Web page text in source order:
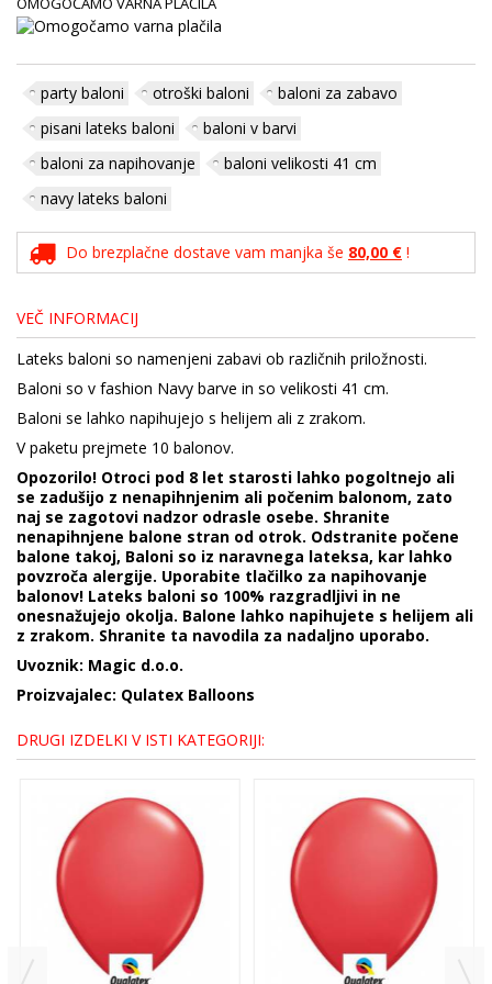
party baloni otroški baloni
baloni za zabavo
pisani lateks baloni
baloni v barvi
baloni za napihovanje
baloni velikosti 41 cm
navy lateks baloni
Do brezplačne dostave vam manjka še 80,00 € !
VEČ INFORMACIJ
Lateks baloni so namenjeni zabavi ob različnih priložnosti.
Baloni so v fashion Navy barve in so velikosti 41 cm.
Baloni se lahko napihujejo s helijem ali z zrakom.
V paketu prejmete 10 balonov.
Opozorilo! Otroci pod 8 let starosti lahko pogoltnejo ali
se zadušijo z nenapihnjenim ali počenim balonom, zato
naj se zagotovi nadzor odrasle osebe. Shranite
nenapihnjene balone stran od otrok. Odstranite počene
balone takoj, Baloni so iz naravnega lateksa, kar lahko
povzroča alergije. Uporabite tlačilko za napihovanje
balonov! Lateks baloni so 100% razgradljivi in ne
onesnažujejo okolja. Balone lahko napihujete s helijem ali
z zrakom. Shranite ta navodila za nadaljno uporabo.
Uvoznik: Magic d.o.o.
Proizvajalec: Qulatex Balloons
DRUGI IZDELKI V ISTI KATEGORIJI: